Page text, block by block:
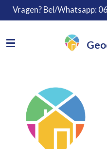
Ga
direct
de
Vragen? Bel/Whatsapp: